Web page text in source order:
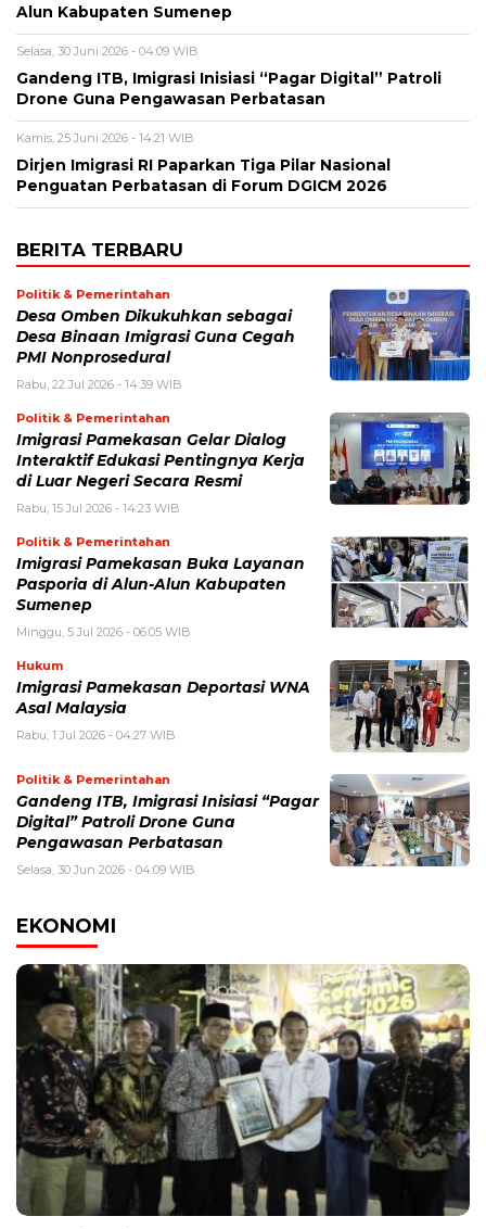
Alun Kabupaten Sumenep
Selasa, 30 Juni 2026 - 04:09 WIB
Gandeng ITB, Imigrasi Inisiasi “Pagar Digital” Patroli
Drone Guna Pengawasan Perbatasan
Kamis, 25 Juni 2026 - 14:21 WIB
Dirjen Imigrasi RI Paparkan Tiga Pilar Nasional
Penguatan Perbatasan di Forum DGICM 2026
BERITA TERBARU
Politik & Pemerintahan
Desa Omben Dikukuhkan sebagai
Desa Binaan Imigrasi Guna Cegah
PMI Nonprosedural
Rabu, 22 Jul 2026 - 14:39 WIB
Politik & Pemerintahan
Imigrasi Pamekasan Gelar Dialog
Interaktif Edukasi Pentingnya Kerja
di Luar Negeri Secara Resmi
Rabu, 15 Jul 2026 - 14:23 WIB
Politik & Pemerintahan
Imigrasi Pamekasan Buka Layanan
Pasporia di Alun-Alun Kabupaten
Sumenep
Minggu, 5 Jul 2026 - 06:05 WIB
Hukum
Imigrasi Pamekasan Deportasi WNA
Asal Malaysia
Rabu, 1 Jul 2026 - 04:27 WIB
Politik & Pemerintahan
Gandeng ITB, Imigrasi Inisiasi “Pagar
Digital” Patroli Drone Guna
Pengawasan Perbatasan
Selasa, 30 Jun 2026 - 04:09 WIB
EKONOMI